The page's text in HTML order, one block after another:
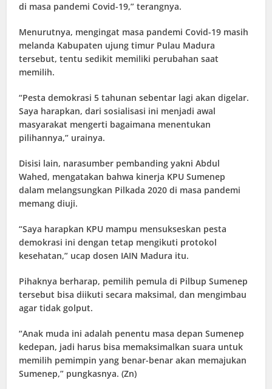
di masa pandemi Covid-19,” terangnya.
Menurutnya, mengingat masa pandemi Covid-19 masih
melanda Kabupaten ujung timur Pulau Madura
tersebut, tentu sedikit memiliki perubahan saat
memilih.
“Pesta demokrasi 5 tahunan sebentar lagi akan digelar.
Saya harapkan, dari sosialisasi ini menjadi awal
masyarakat mengerti bagaimana menentukan
pilihannya,” urainya.
Disisi lain, narasumber pembanding yakni Abdul
Wahed, mengatakan bahwa kinerja KPU Sumenep
dalam melangsungkan Pilkada 2020 di masa pandemi
memang diuji.
“Saya harapkan KPU mampu mensukseskan pesta
demokrasi ini dengan tetap mengikuti protokol
kesehatan,” ucap dosen IAIN Madura itu.
Pihaknya berharap, pemilih pemula di Pilbup Sumenep
tersebut bisa diikuti secara maksimal, dan mengimbau
agar tidak golput.
“Anak muda ini adalah penentu masa depan Sumenep
kedepan, jadi harus bisa memaksimalkan suara untuk
memilih pemimpin yang benar-benar akan memajukan
Sumenep,” pungkasnya. (Zn)